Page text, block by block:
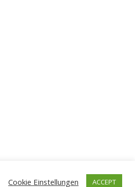
Cookie Einstellungen ACCEPT